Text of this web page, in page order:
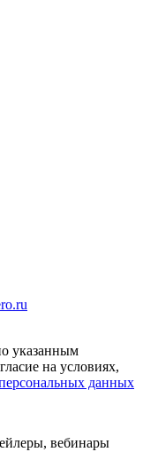
указанным
на условиях,
данных
вебинары